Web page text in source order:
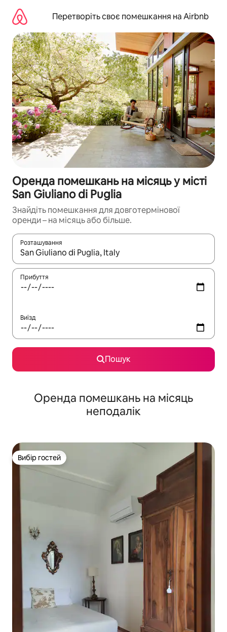
вмісту
Перетворіть своє помешкання на Airbnb
Оренда помешкань на місяць у місті
San Giuliano di Puglia
Знайдіть помешкання для довготермінової
оренди – на місяць або більше.
Розташування
Отримавши результати пошуку, використовуйте для
Прибуття
Виїзд
Пошук
Оренда помешкань на місяць
неподалік
Вибір гостей
Вибір гостей